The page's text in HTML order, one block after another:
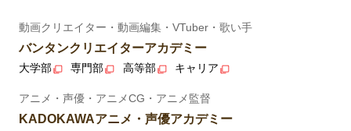
動画クリエイター・動画編集・VTuber・歌い手
バンタンクリエイターアカデミー
大学部 専門部 高等部 キャリア
アニメ・声優・アニメCG・アニメ監督
KADOKAWAアニメ・声優アカデミー